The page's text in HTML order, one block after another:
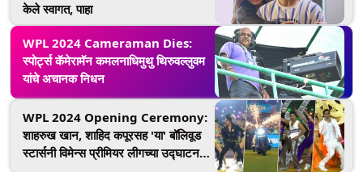
केले स्वागत, पाहा
WPL 2024 Cameraman Dies:
स्पोर्ट्स कॅमेरामॅन कमलनाधिमुथु थिरुवल्लुवम
यांचे अचानक निधन
WPL 2024 Opening Ceremony:
शाहरुख खान, शाहिद कपूरसह 'या' बॉलिवूड
स्टार्सनी विमेन्स प्रीमियर लीगच्या उद्घाटन